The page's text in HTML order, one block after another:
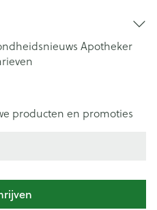
Apotheker
producten en promoties